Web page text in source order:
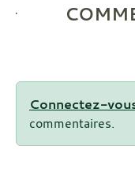
Connectez-
commentaires.